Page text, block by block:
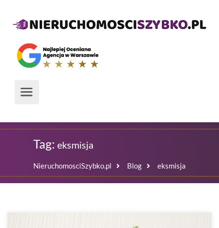
Tag: eksmisja
NieruchomosciSzybko.pl Blog eksmisja